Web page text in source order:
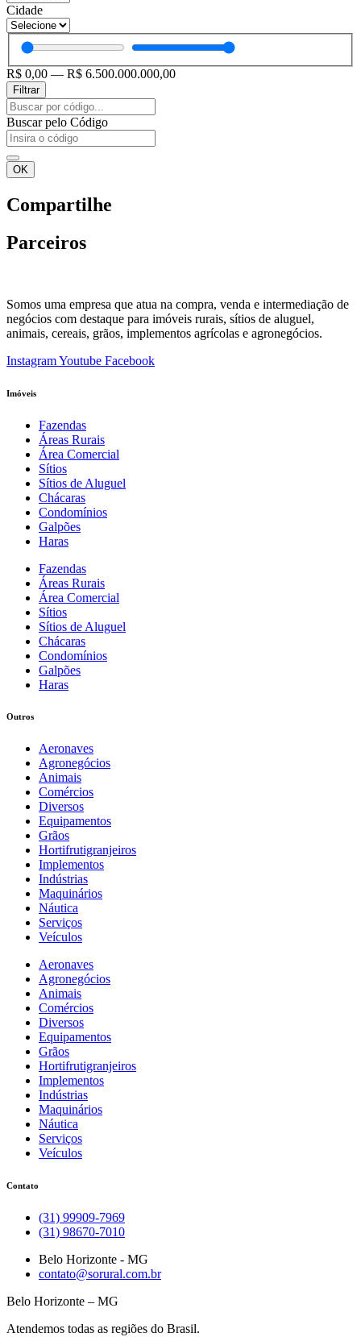
Cidade
R$ 0,00 — R$ 6.500.000.000,00
Filtrar
Pesquisar
...
Buscar pelo Código
OK
Compartilhe
Parceiros
Somos uma empresa que atua na compra, venda e intermediação de
negócios com destaque para imóveis rurais, sítios de aluguel,
animais, cereais, grãos, implementos agrícolas e agronegócios.
InstagramYoutube Facebook
Imóveis
Fazendas
Áreas Rurais
Área Comercial
Sítios
Sítios de Aluguel
Chácaras
Condomínios
Galpões
Haras
Fazendas
Áreas Rurais
Área Comercial
Sítios
Sítios de Aluguel
Chácaras
Condomínios
Galpões
Haras
Outros
Aeronaves
Agronegócios
Animais
Comércios
Diversos
Equipamentos
Grãos
Hortifrutigranjeiros
Implementos
Indústrias
Maquinários
Náutica
Serviços
Veículos
Aeronaves
Agronegócios
Animais
Comércios
Diversos
Equipamentos
Grãos
Hortifrutigranjeiros
Implementos
Indústrias
Maquinários
Náutica
Serviços
Veículos
Contato
(31) 99909-7969
(31) 98670-7010
Belo Horizonte - MG
contato@sorural.com.br
Belo Horizonte – MG
Atendemos todas as regiões do Brasil.